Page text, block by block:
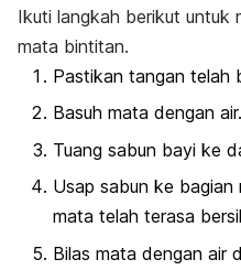
Ikuti langkah berikut untuk
mata bintitan.
Pastikan tangan telah
Basuh mata dengan air.
Tuang sabun bayi ke
Usap sabun ke bagian
mata telah terasa
Bilas mata dengan air